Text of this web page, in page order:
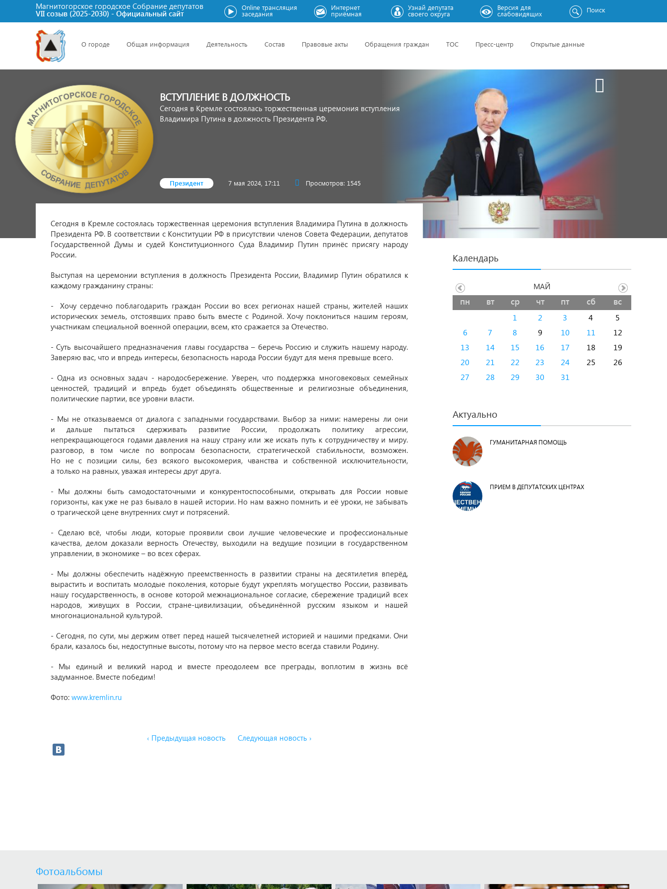
Магнитогорское городское Cобрание депутатов
VII созыв (2025-2030) - Официальный сайт
Online трансляция
заседания
Интернет
приёмная
Узнай депутата
своего округа
Версия для
слабовидящих Поиск
О городе Общая информация Деятельность Состав Правовые акты Обращения граждан ТОС Пресс-центр Открытые данные
ВСТУПЛЕНИЕ В ДОЛЖНОСТЬ
Сегодня в Кремле состоялась торжественная церемония вступления
Владимира Путина в должность Президента РФ.
Президент 7 мая 2024, 17:11 Просмотров: 1545
Сегодня в Кремле состоялась торжественная церемония вступления Владимира Путина в должность
Президента РФ. В соответствии с Конституции РФ в присутствии членов Совета Федерации, депутатов
Государственной Думы и судей Конституционного Суда Владимир Путин принёс присягу народу
России.
Выступая на церемонии вступления в должность Президента России, Владимир Путин обратился к
каждому гражданину страны:
- Хочу сердечно поблагодарить граждан России во всех регионах нашей страны, жителей наших
исторических земель, отстоявших право быть вместе с Родиной. Хочу поклониться нашим героям,
участникам специальной военной операции, всем, кто сражается за Отечество.
- Суть высочайшего предназначения главы государства – беречь Россию и служить нашему народу.
Заверяю вас, что и впредь интересы, безопасность народа России будут для меня превыше всего.
- Одна из основных задач - народосбережение. Уверен, что поддержка многовековых семейных
ценностей, традиций и впредь будет объединять общественные и религиозные объединения,
политические партии, все уровни власти.
- Мы не отказываемся от диалога с западными государствами. Выбор за ними: намерены ли они
и дальше пытаться сдерживать развитие России, продолжать политику агрессии,
непрекращающегося годами давления на нашу страну или же искать путь к сотрудничеству и миру.
разговор, в том числе по вопросам безопасности, стратегической стабильности, возможен.
Но не с позиции силы, без всякого высокомерия, чванства и собственной исключительности,
а только на равных, уважая интересы друг друга.
- Мы должны быть самодостаточными и конкурентоспособными, открывать для России новые
горизонты, как уже не раз бывало в нашей истории. Но нам важно помнить и её уроки, не забывать
о трагической цене внутренних смут и потрясений.
- Сделаю всё, чтобы люди, которые проявили свои лучшие человеческие и профессиональные
качества, делом доказали верность Отечеству, выходили на ведущие позиции в государственном
управлении, в экономике – во всех сферах.
- Мы должны обеспечить надёжную преемственность в развитии страны на десятилетия вперёд,
вырастить и воспитать молодые поколения, которые будут укреплять могущество России, развивать
нашу государственность, в основе которой межнациональное согласие, сбережение традиций всех
народов, живущих в России, стране-цивилизации, объединённой русским языком и нашей
многонациональной культурой.
- Сегодня, по сути, мы держим ответ перед нашей тысячелетней историей и нашими предками. Они
брали, казалось бы, недоступные высоты, потому что на первое место всегда ставили Родину.
- Мы единый и великий народ и вместе преодолеем все преграды, воплотим в жизнь всё
задуманное. Вместе победим!
Фото: www.kremlin.ru
‹ Предыдущая новость Следующая новость ›
Календарь
пн вт ср чт пт сб вс
1 2 3 4
5
6
7 8 9 10 11
12
13
14 15 16 17 18
19
20
21 22 23 24 25
26
27
28 29 30 31
МАЙ
Актуально
ГУМАНИТАРНАЯ ПОМОЩЬ
ПРИЕМ В ДЕПУТАТСКИХ ЦЕНТРАХ
Фотоальбомы